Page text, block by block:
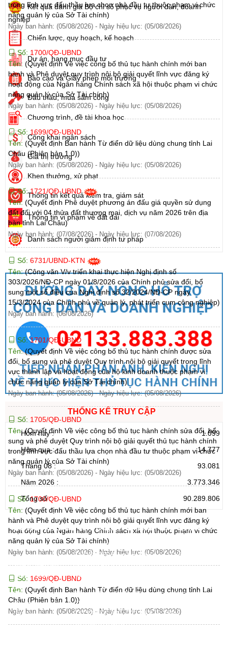
trong lĩnh vực đấu thầu lựa chọn nhà đầu tư thuộc phạm vi chức
năng quản lý của Sở Tài chính)
Ngày ban hành: (05/08/2026) - Ngày hiệu lực: (05/08/2026)
Số: 1700/QĐ-UBND
Tên: (Quyết định Về việc công bố thủ tục hành chính mới ban
hành và Phê duyệt quy trình nội bộ giải quyết lĩnh vực đăng ký
hoạt động của Ngân hàng Chính sách xã hội thuộc phạm vi chức
năng quản lý của Sở Tài chính)
Ngày ban hành: (05/08/2026) - Ngày hiệu lực: (05/08/2026)
Số: 1699/QĐ-UBND
Tên: (Quyết định Ban hành Từ điển dữ liệu dùng chung tỉnh Lai
Châu (Phiên bản 1.0))
Ngày ban hành: (05/08/2026) - Ngày hiệu lực: (05/08/2026)
Số:1721/QĐ-UBND
Tên: (Quyết định Phê duyệt phương án đấu giá quyền sử dụng
đất đối với 04 thửa đất thương mại, dịch vụ năm 2026 trên địa
bàn tỉnh Lai Châu)
Ngày ban hành: (07/08/2026) - Ngày hiệu lực: (07/08/2026)
Số: 6731/UBND-KTN
Tên:(Công văn V/v triển khai thực hiện Nghị định số
303/2026/NĐ-CP ngày 01/8/2026 của Chính phủ sửa đổi, bổ
sung một số điều của Nghị định số 32/2024/NĐ-CP ngày
15/3/2024 của Chính phủ về quản lý, phát triển cụm công nghiệp)
Ngày ban hành: (06/08/2026)
Số:1701/QĐ-UBND
Tên:(Quyết định Về việc công bố thủ tục hành chính được sửa
đổi, bổ sung và phê duyệt Quy trình nội bộ giải quyết trong lĩnh
vực thành lập và hoạt động của hộ kinh doanh thuộc phạm vi
chức năng quản lý của Sở Tài chính)
Ngày ban hành: (05/08/2026) -Ngày hiệu lực: (05/08/2026)
Số: 1705/QĐ-UBND
Tên:(Quyết định Về việc công bố thủ tục hành chính sửa đổi, bổ
sung và phê duyệt Quy trình nội bộ giải quyết thủ tục hành chính
trong lĩnh vực đấu thầu lựa chọn nhà đầu tư thuộc phạm vi chức
năng quản lý của Sở Tài chính)
Ngày ban hành: (05/08/2026) - Ngày hiệu lực: (05/08/2026)
Số:1700/QĐ-UBND
Tên: (Quyết định Về việc công bố thủ tục hành chính mới ban
hành và Phê duyệt quy trình nội bộ giải quyết lĩnh vực đăng ký
hoạt động của Ngân hàng Chính sách xã hội thuộc phạm vi chức
năng quản lý của Sở Tài chính)
Ngày ban hành: (05/08/2026) - Ngày hiệu lực: (05/08/2026)
Số: 1699/QĐ-UBND
Tên: (Quyết định Ban hành Từ điển dữ liệu dùng chung tỉnh Lai
Châu (Phiên bản 1.0))
Ngày ban hành: (05/08/2026) - Ngày hiệu lực: (05/08/2026)
Kết quả đánh giá Bộ chỉ số phục vụ người dân, doanh
nghiệp
Chiến lược, quy hoạch, kế hoạch
Dự án, hạng mục đầu tư
Báo cáo và Giấy phép môi trường
Đấu thầu, mua sắm công
Chương trình, đề tài khoa học
Công khai ngân sách
Giá thị trường
Khen thưởng, xử phạt
Thông tin kết quả kiểm tra, giám sát
Thông tin vi phạm về đất đai
Danh sách người giám định tư pháp
THỐNG KÊ TRUY CẬP
Hôm nay :
1.099
Hôm qua :
14.777
Tháng 08 :
93.081
Năm 2026 :
3.773.346
Tổng số :
90.289.806
CỔNG THÔNG TIN ĐIỆN TỬ TỈNH LAI CHÂU
Cơ quan chủ
quản:
Giấy phép số:
Chịu trách
nhiệm chính:
Trụ sở:
Điện thoại | Fax:
Email:
Ủy ban nhân dân tỉnh Lai Châu
31/GP-TTĐT do Sở Văn hóa, Thể thao và
Du lịch cấp 17/4/2026
Hoàng Minh Hải - Chánh Văn phòng UBND
Tầng 1,2,3 nhà B - Trung tâm Hành chính -
Chính trị tỉnh Lai Châu
02133.876.337; 02133.876.359 |
02133.876.356